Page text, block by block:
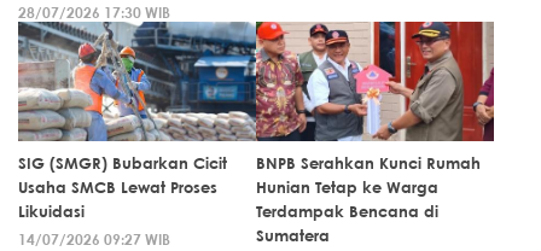
28/07/2026 17:30 WIB
SIG (SMGR) Bubarkan Cicit
Usaha SMCB Lewat Proses
Likuidasi
14/07/2026 09:27 WIB
BNPB Serahkan Kunci Rumah
Hunian Tetap ke Warga
Terdampak Bencana di
Sumatera